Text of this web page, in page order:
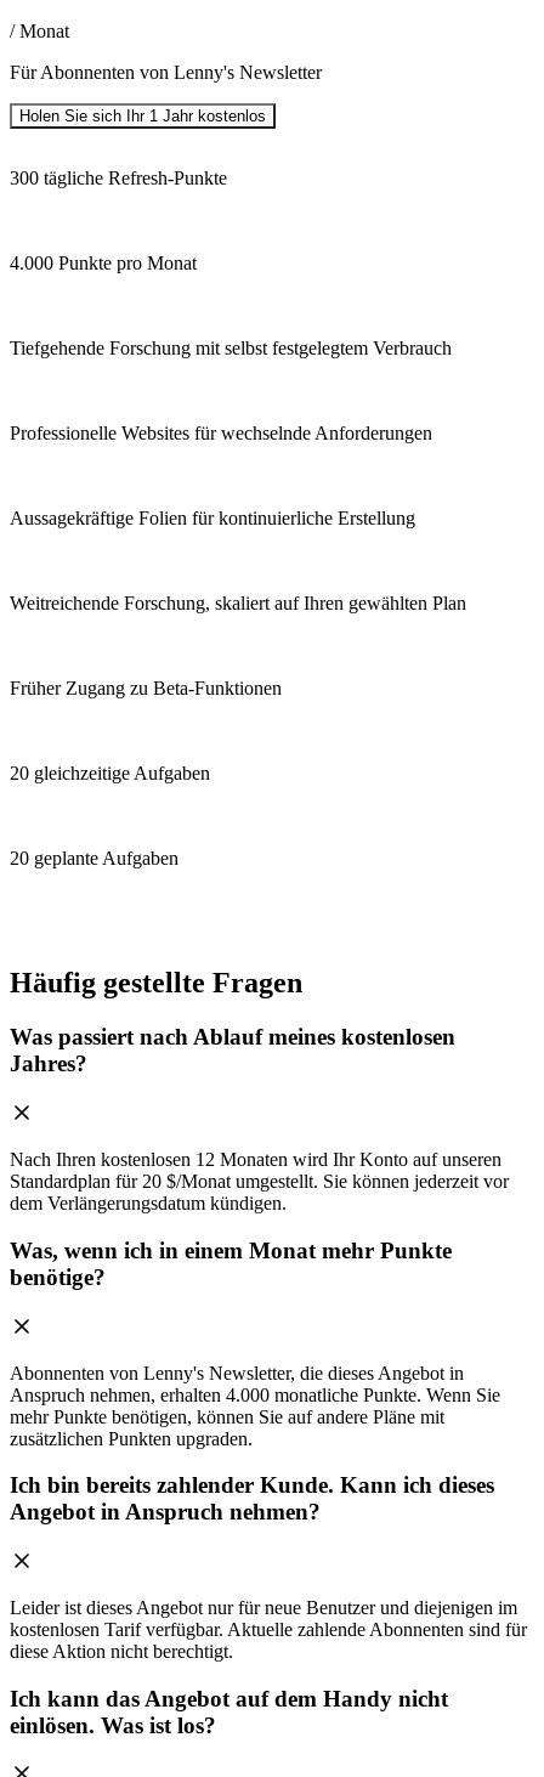
/ Monat
Für Abonnenten von Lenny's Newsletter
Holen Sie sich Ihr 1 Jahr kostenlos
300 tägliche Refresh-Punkte
4.000 Punkte pro Monat
Tiefgehende Forschung mit selbst festgelegtem Verbrauch
Professionelle Websites für wechselnde Anforderungen
Aussagekräftige Folien für kontinuierliche Erstellung
Weitreichende Forschung, skaliert auf Ihren gewählten Plan
Früher Zugang zu Beta-Funktionen
20 gleichzeitige Aufgaben
20 geplante Aufgaben
Häufig gestellte Fragen
Was passiert nach Ablauf meines kostenlosen
Jahres?
Nach Ihren kostenlosen 12 Monaten wird Ihr Konto auf unseren
Standardplan für 20 $/Monat umgestellt. Sie können jederzeit vor
dem Verlängerungsdatum kündigen.
Was, wenn ich in einem Monat mehr Punkte
benötige?
Abonnenten von Lenny's Newsletter, die dieses Angebot in
Anspruch nehmen, erhalten 4.000 monatliche Punkte. Wenn Sie
mehr Punkte benötigen, können Sie auf andere Pläne mit
zusätzlichen Punkten upgraden.
Ich bin bereits zahlender Kunde. Kann ich dieses
Angebot in Anspruch nehmen?
Leider ist dieses Angebot nur für neue Benutzer und diejenigen im
kostenlosen Tarif verfügbar. Aktuelle zahlende Abonnenten sind für
diese Aktion nicht berechtigt.
Ich kann das Angebot auf dem Handy nicht
einlösen. Was ist los?